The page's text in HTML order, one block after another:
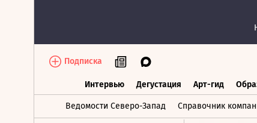
Подписка
Интервью Дегустация Арт-гид
Ведомости Северо-Запад Справочник
Интервью Дегустация Арт-гид